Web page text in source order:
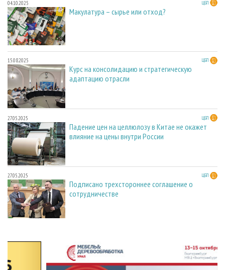
04.10.2025 ЦБП
Макулатура – сырье или отход?
15.08.2025 ЦБП
Курс на консолидацию и стратегическую
адаптацию отрасли
27.05.2025 ЦБП
Падение цен на целлюлозу в Китае не окажет
влияние на цены внутри России
27.05.2025 ЦБП
Подписано трехстороннее соглашение о
сотрудничестве